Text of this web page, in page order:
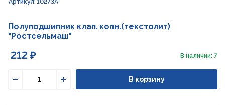
Полуподшипник клап. копн.(текстолит)
"Ростсельмаш"
212 ₽ В наличии: 7
Увеличить
В корзину